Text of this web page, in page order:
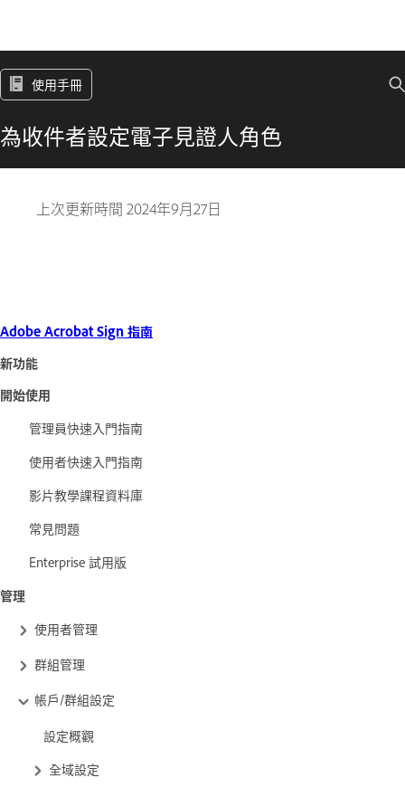
使用手冊
為收件者設定電子見證人角色
上次更新時間 2024年9月27日
Adobe Acrobat Sign 指南
新功能
開始使用
管理員快速入門指南
使用者快速入門指南
影片教學課程資料庫
常見問題
Enterprise 試用版
管理
使用者管理
群組管理
帳戶/群組設定
設定概觀
全域設定